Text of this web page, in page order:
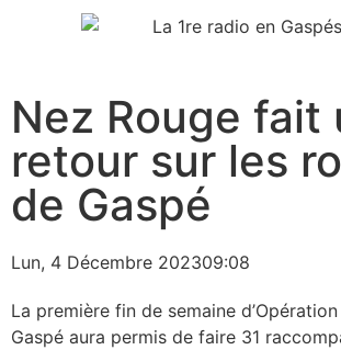
Nez Rouge fait
retour sur les
de Gaspé
Lun, 4 Décembre 202309:08
La première fin de semaine
Gaspé aura permis de faire 31